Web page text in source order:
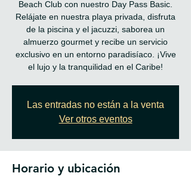
Beach Club con nuestro Day Pass Basic.
Relájate en nuestra playa privada, disfruta
de la piscina y el jacuzzi, saborea un
almuerzo gourmet y recibe un servicio
exclusivo en un entorno paradisíaco. ¡Vive
el lujo y la tranquilidad en el Caribe!
Las entradas no están a la venta
Ver otros eventos
Horario y ubicación